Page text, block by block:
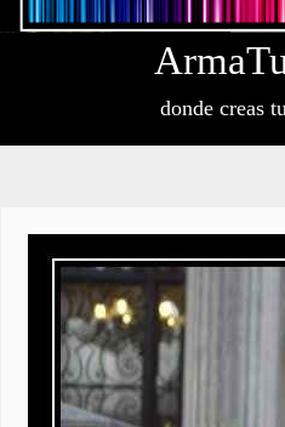
ArmaTu
donde creas